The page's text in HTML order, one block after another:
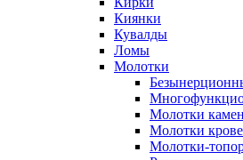
Киянки
Кувалды
Ломы
Молотки
Молотки
Молотки
Молотки-